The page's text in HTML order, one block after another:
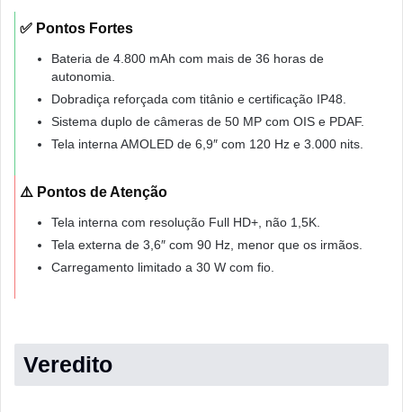
✅ Pontos Fortes
Bateria de 4.800 mAh com mais de 36 horas de
autonomia.
Dobradiça reforçada com titânio e certificação IP48.
Sistema duplo de câmeras de 50 MP com OIS e PDAF.
Tela interna AMOLED de 6,9″ com 120 Hz e 3.000 nits.
⚠️ Pontos de Atenção
Tela interna com resolução Full HD+, não 1,5K.
Tela externa de 3,6″ com 90 Hz, menor que os irmãos.
Carregamento limitado a 30 W com fio.
Veredito